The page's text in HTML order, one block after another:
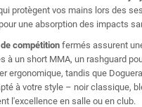
protègent vos mains lors des
une absorption des impacts
compétitionfermés assurent
à un short MMA, un rashguard
ergonomique, tandis que
à votre style – noir classique,
l'excellence en salle ou en club.